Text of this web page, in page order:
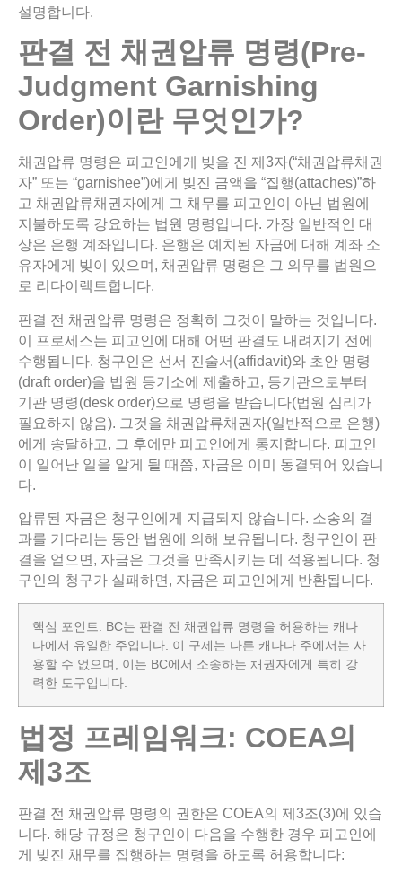
설명합니다.
판결 전 채권압류 명령(Pre-
Judgment Garnishing
Order)이란 무엇인가?
채권압류 명령은 피고인에게 빚을 진 제3자(“채권압류채권
자” 또는 “garnishee”)에게 빚진 금액을 “집행(attaches)”하
고 채권압류채권자에게 그 채무를 피고인이 아닌 법원에
지불하도록 강요하는 법원 명령입니다. 가장 일반적인 대
상은 은행 계좌입니다. 은행은 예치된 자금에 대해 계좌 소
유자에게 빚이 있으며, 채권압류 명령은 그 의무를 법원으
로 리다이렉트합니다.
판결 전 채권압류 명령은 정확히 그것이 말하는 것입니다.
이 프로세스는 피고인에 대해 어떤 판결도 내려지기 전에
수행됩니다. 청구인은 선서 진술서(affidavit)와 초안 명령
(draft order)을 법원 등기소에 제출하고, 등기관으로부터
기관 명령(desk order)으로 명령을 받습니다(법원 심리가
필요하지 않음). 그것을 채권압류채권자(일반적으로 은행)
에게 송달하고, 그 후에만 피고인에게 통지합니다. 피고인
이 일어난 일을 알게 될 때쯤, 자금은 이미 동결되어 있습니
다.
압류된 자금은 청구인에게 지급되지 않습니다. 소송의 결
과를 기다리는 동안 법원에 의해 보유됩니다. 청구인이 판
결을 얻으면, 자금은 그것을 만족시키는 데 적용됩니다. 청
구인의 청구가 실패하면, 자금은 피고인에게 반환됩니다.
핵심 포인트: BC는 판결 전 채권압류 명령을 허용하는 캐나
다에서 유일한 주입니다. 이 구제는 다른 캐나다 주에서는 사
용할 수 없으며, 이는 BC에서 소송하는 채권자에게 특히 강
력한 도구입니다.
법정 프레임워크: COEA의
제 3조
판결 전 채권압류 명령의 권한은 COEA의 제3조(3)에 있습
니다. 해당 규정은 청구인이 다음을 수행한 경우 피고인에
게 빚진 채무를 집행하는 명령을 하도록 허용합니다: